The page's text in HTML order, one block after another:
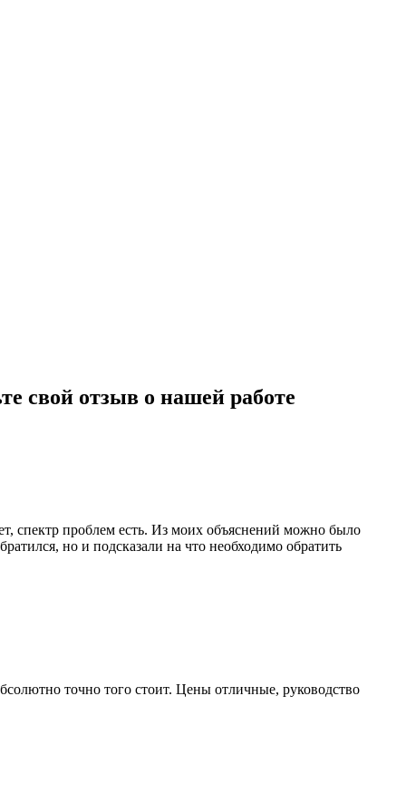
свой отзыв о нашей работе
спектр проблем есть. Из моих объяснений можно было
но и подсказали на что необходимо обратить
точно того стоит. Цены отличные, руководство